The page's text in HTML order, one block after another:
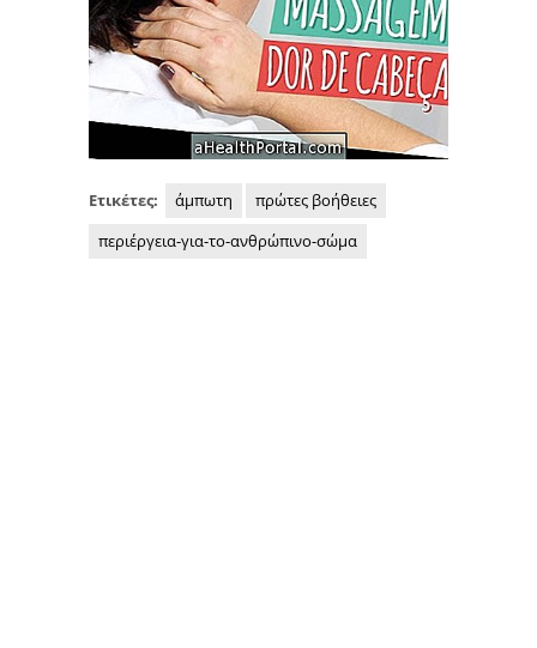
Ετικέτες: άμπωτη
πρώτες βοήθειες
περιέργεια-για-το-ανθρώπινο-σώμα